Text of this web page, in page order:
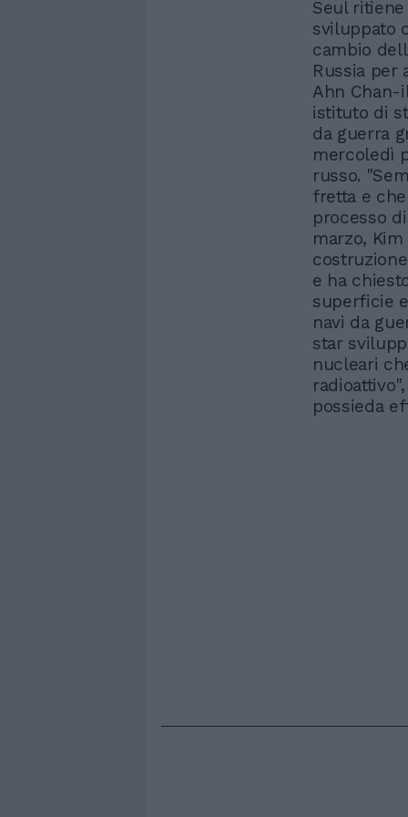
Seul
sviluppato
cambio
Russia per
Ahn Chan-
istituto di
da guerra
mercoledì
russo.
fretta e
processo
marzo,
e ha
superficie
navi da
star
nucleari
possieda